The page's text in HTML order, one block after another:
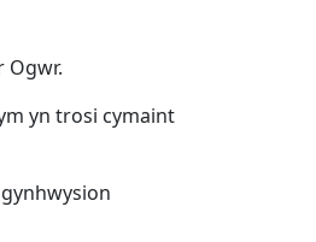
Ogwr.
yn trosi cymaint